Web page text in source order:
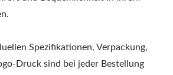
Spezifikationen, Verpackung,
Druck sind bei jeder Bestellung